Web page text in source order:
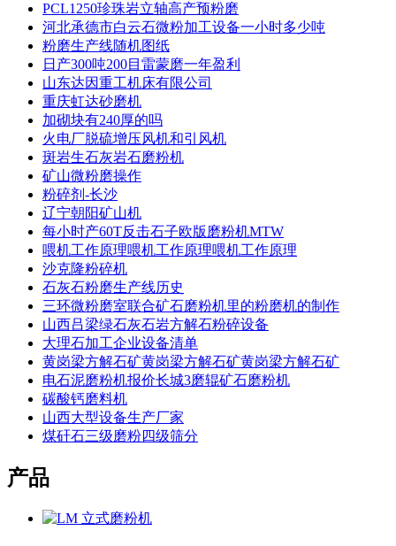
PCL1250珍珠岩立轴高产预粉磨
河北承德市白云石微粉加工设备一小时多少吨
粉磨生产线随机图纸
日产300吨200目雷蒙磨一年盈利
山东达因重工机床有限公司
重庆虹达砂磨机
加砌块有240厚的吗
火电厂脱硫增压风机和引风机
斑岩生石灰岩石磨粉机
矿山微粉磨操作
粉碎剂-长沙
辽宁朝阳矿山机
每小时产60T反击石子欧版磨粉机MTW
喂机工作原理喂机工作原理喂机工作原理
沙克隆粉碎机
石灰石粉磨生产线历史
三环微粉磨室联合矿石磨粉机里的粉磨机的制作
山西吕梁绿石灰石岩方解石粉碎设备
大理石加工企业设备清单
黄岗梁方解石矿黄岗梁方解石矿黄岗梁方解石矿
电石泥磨粉机报价长城3磨辊矿石磨粉机
碳酸钙磨料机
山西大型设备生产厂家
煤矸石三级磨粉四级筛分
产品